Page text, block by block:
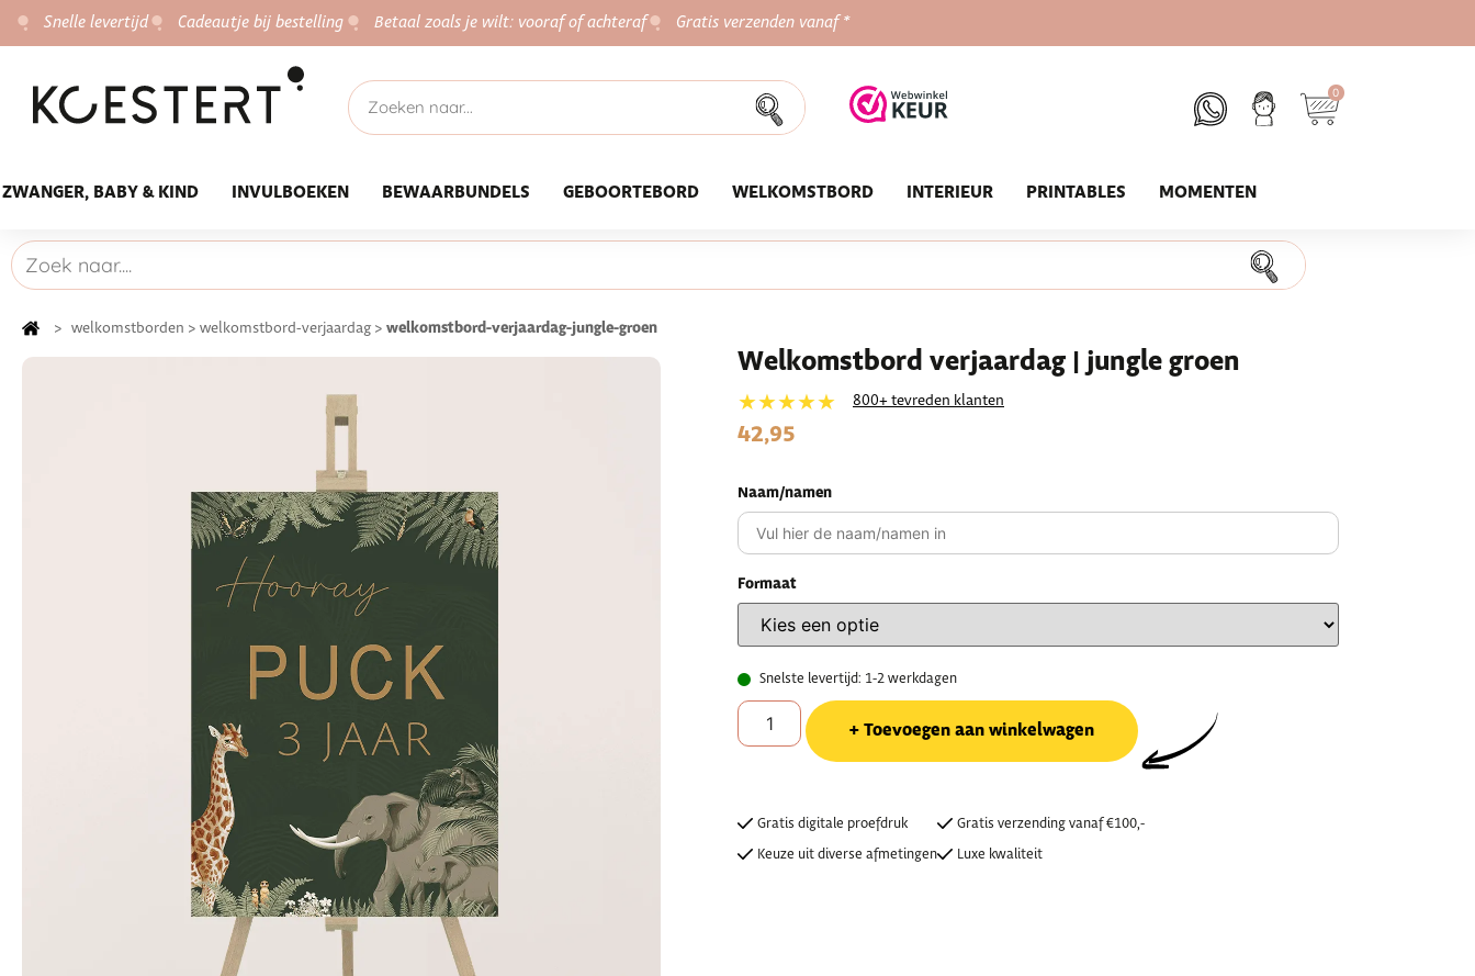
Snelle levertijd Cadeautje bij bestelling Betaal zoals je wilt: vooraf of achteraf Gratis verzenden vanaf *
0
ZWANGER, BABY & KIND INVULBOEKEN BEWAARBUNDELS GEBOORTEBORD WELKOMSTBORD INTERIEUR PRINTABLES MOMENTEN
> welkomstborden > welkomstbord-verjaardag > welkomstbord-verjaardag-jungle-groen
Welkomstbord verjaardag | jungle groen
★★★★★ 800+ tevreden klanten
42,95
Naam/namen
Formaat
Snelste levertijd: 1-2 werkdagen
Toevoegen aan winkelwagen
Gratis digitale proefdruk
Keuze uit diverse afmetingen
Gratis verzending vanaf €100,-
Luxe kwaliteit